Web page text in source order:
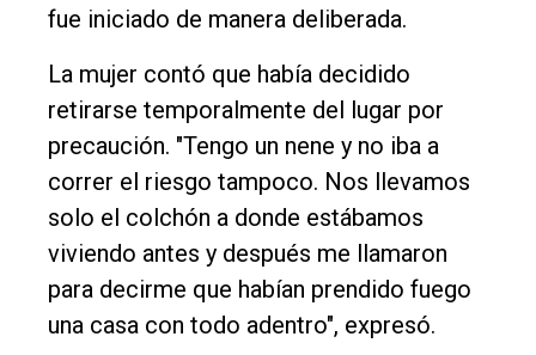
Nosotros
Contacto
fue iniciado de manera deliberada.
La mujer contó que había decidido
retirarse temporalmente del lugar por
precaución. "Tengo un nene y no iba a
correr el riesgo tampoco. Nos llevamos
solo el colchón a donde estábamos
viviendo antes y después me llamaron
para decirme que habían prendido fuego
una casa con todo adentro", expresó.